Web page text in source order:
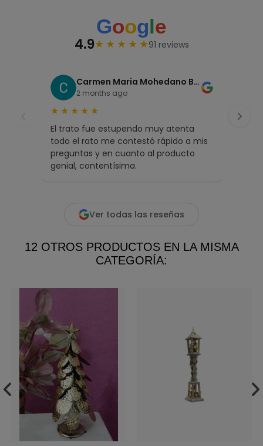
4.9★ ★ ★ ★ ★91 reviews
Carmen Maria Mohedano Buenestado
2 months ago
★ ★ ★ ★ ★
El trato fue estupendo muy atenta
todo el rato me contestó rápido a mis
preguntas y en cuanto al producto
genial, contentísima.
Ver todas las reseñas
12 OTROS PRODUCTOS EN LA MISMA
CATEGORÍA: